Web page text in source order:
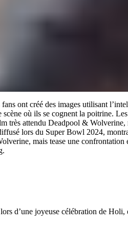
ont créé des images utilisant
où ils se cognent la poitrine.
très attendu Deadpool &
lors du Super Bowl 2024,
mais tease une
d’une joyeuse célébration de Holi,